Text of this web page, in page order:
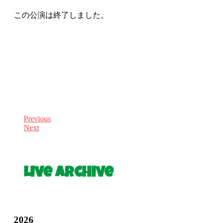
この公演は終了しました。
Previous
Next
Live Archive
2026